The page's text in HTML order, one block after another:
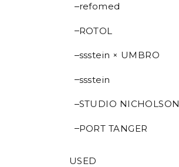
refomed
ROTOL
ssstein × UMBRO
ssstein
STUDIO NICHOLSON
PORT TANGER
USED